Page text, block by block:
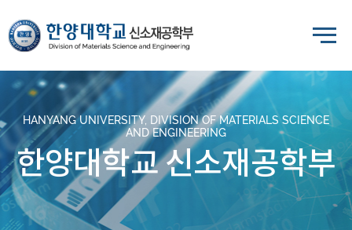
HANYANG UNIVERSITY, DIVISION OF MATERIALS SCIENCE
AND ENGINEERING
한양대학교 신소재공학부